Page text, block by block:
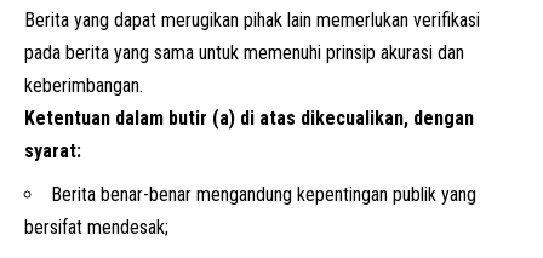
Berita yang dapat merugikan pihak lain memerlukan verifikasi
pada berita yang sama untuk memenuhi prinsip akurasi dan
keberimbangan.
Ketentuan dalam butir (a) di atas dikecualikan, dengan
syarat:
Berita benar-benar mengandung kepentingan publik yang
bersifat mendesak;